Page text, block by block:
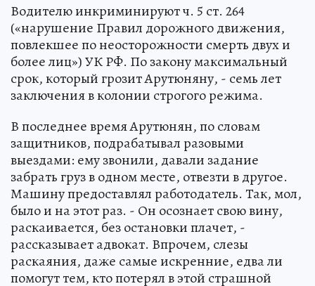
Водителю инкриминируют ч. 5 ст. 264
(«нарушение Правил дорожного движения,
повлекшее по неосторожности смерть двух и
более лиц») УК РФ. По закону максимальный
срок, который грозит Арутюняну, - семь лет
заключения в колонии строгого режима.
В последнее время Арутюнян, по словам
защитников, подрабатывал разовыми
выездами: ему звонили, давали задание
забрать груз в одном месте, отвезти в другое.
Машину предоставлял работодатель. Так, мол,
было и на этот раз. - Он осознает свою вину,
раскаивается, без остановки плачет, -
рассказывает адвокат. Впрочем, слезы
раскаяния, даже самые искренние, едва ли
помогут тем, кто потерял в этой страшной